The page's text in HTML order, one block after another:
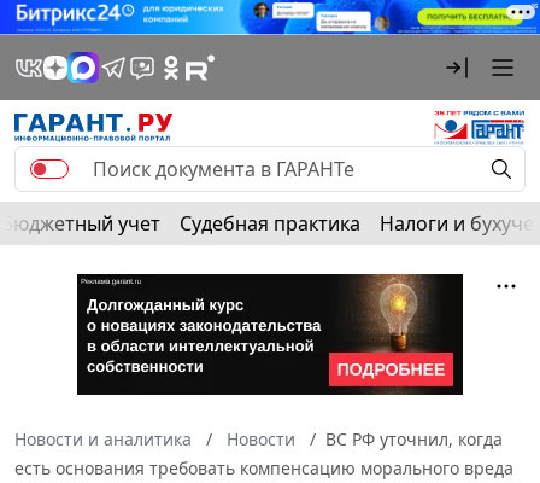
Бюджетный учет Судебная практика Налоги и
Новости и аналитика Новости
ВС РФ уточнил, когда
есть основания требовать компенсацию морального вреда